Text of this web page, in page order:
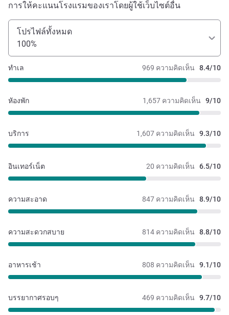
การให้คะแนนโรงแรมของเราโดยผู้ใช้เว็บไซต์อื่น
โปรไฟล์ทั้งหมด
100%
969 ความคิดเห็น 8.4/10
ทำเล
1,657 ความคิดเห็น 9/10
หัองพัก
1,607 ความคิดเห็น 9.3/10
บริการ
20 ความคิดเห็น 6.5/10
อินเทอร์เน็ต
847 ความคิดเห็น 8.9/10
ความสะอาด
814 ความคิดเห็น 8.8/10
ความสะดวกสบาย
808 ความคิดเห็น 9.1/10
อาหารเช้า
469 ความคิดเห็น 9.7/10
บรรยากาศรอบๆ